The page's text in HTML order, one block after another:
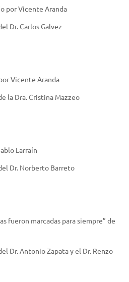
por Vicente Aranda
Dr. Carlos Galvez
Vicente Aranda
la Dra. Cristina Mazzeo
Larraín
Dr. Norberto Barreto
fueron marcadas para siempre” de
Dr. Antonio Zapata y el Dr. Renzo